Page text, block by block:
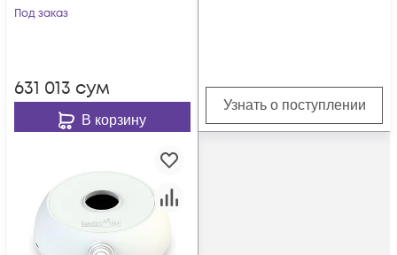
Под заказ
631 013 сум
В корзину
Узнать о поступлении